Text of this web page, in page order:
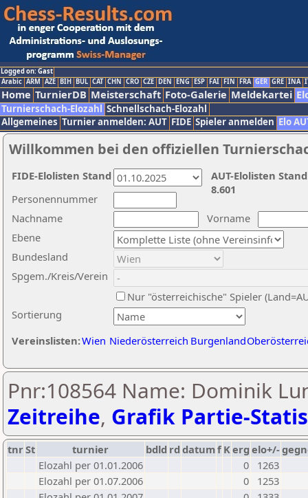
Logged on: Gast
Arabic ARM AZE BIH BUL CAT CHN CRO CZE DEN ENG ESP FAI FIN FRA GER GRE INA
Home TurnierDB Meisterschaft Foto-Galerie Meldekartei
Turnierschach-Elozahl Schnellschach-Elozahl
Allgemeines Turnier anmelden: AUT FIDE Spieler anmelden Elo
Willkommen bei den offiziellen
Nachname
Vorname
Ebene
Sortierung
Personennummer
Bundesland
Spgem./Kreis/Verein
Nur "österreichische" Spieler
Vereinslisten:Wien Niederösterreich Burgenland
AUT-Elolisten
8.601
FIDE-Elolisten Stand
Pnr:108564 Name: Dominik
Zeitreihe, Grafik Partie-
tnrSt turnier bdld rd datumf Kerg elo+/-
Elozahl per 01.01.2006
0
1263
Elozahl per 01.07.2006
0
1253